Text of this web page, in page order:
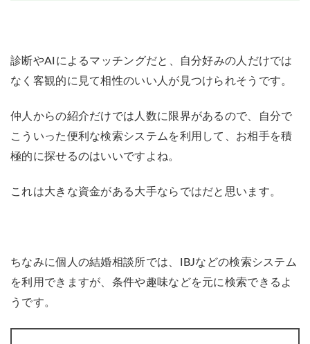
診断やAIによるマッチングだと、自分好みの人だけでは
なく客観的に見て相性のいい人が見つけられそうです。
仲人からの紹介だけでは人数に限界があるので、自分で
こういった便利な検索システムを利用して、お相手を積
極的に探せるのはいいですよね。
これは大きな資金がある大手ならではだと思います。
ちなみに個人の結婚相談所では、IBJなどの検索システム
を利用できますが、条件や趣味などを元に検索できるよ
うです。